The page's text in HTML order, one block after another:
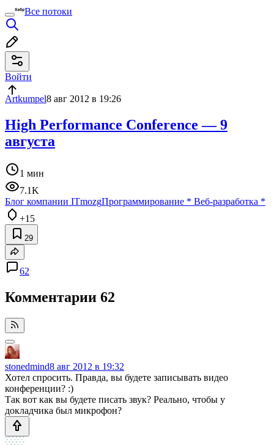
Все потоки
Войти
Artkumpel8 авг 2012 в 19:26
High Performance Conference — 9
августа
1 мин
7.1K
Блог компании ITmozgПрограммирование * Веб-разработка *
+15
29
62
Комментарии 62
stonedmind8 авг 2012 в 19:32
Хотел спросить. Правда, вы будете записывать видео
конференции? :)
Так вот как вы будете писать звук? Реально, чтобы у
докладчика был микрофон?